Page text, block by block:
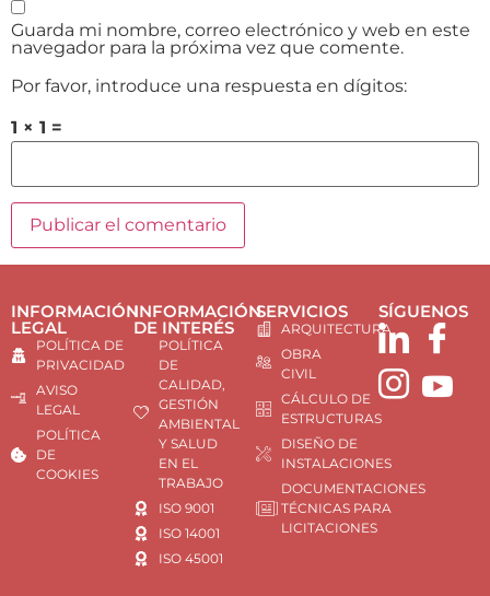
Guarda mi nombre, correo electrónico y web en este
navegador para la próxima vez que comente.
Por favor, introduce una respuesta en dígitos:
1 × 1 =
INFORMACIÓN
LEGAL
POLÍTICA DE
PRIVACIDAD
AVISO
LEGAL
POLÍTICA
DE
COOKIES
INFORMACIÓN
DE INTERÉS
POLÍTICA
DE
CALIDAD,
GESTIÓN
AMBIENTAL
Y SALUD
EN EL
TRABAJO
ISO 9001
ISO 14001
ISO 45001
SERVICIOS
ARQUITECTURA
OBRA
CIVIL
CÁLCULO DE
ESTRUCTURAS
DISEÑO DE
INSTALACIONES
DOCUMENTACIONES
TÉCNICAS PARA
LICITACIONES
SÍGUENOS